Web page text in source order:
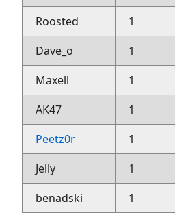
Roosted
1
Dave_o
1
Maxell
1
AK47
1
Peetz0r
1
Jelly
1
benadski
1